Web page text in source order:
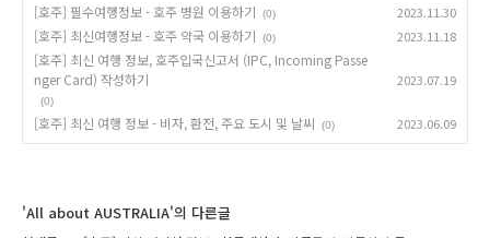
[호주] 필수여행정보 - 호주 병원 이용하기
(0) 2023.11.30
[호주] 최신여행정보 - 호주 약국 이용하기 (0) 2023.11.18
[호주] 최신 여행 정보, 호주입국신고서 (IPC, Incoming Passe
nger Card) 작성하기
(0)
2023.07.19
[호주] 최신 여행 정보 - 비자, 환전, 주요 도시 및 날씨 (0) 2023.06.09
'All about AUSTRALIA'의 다른글